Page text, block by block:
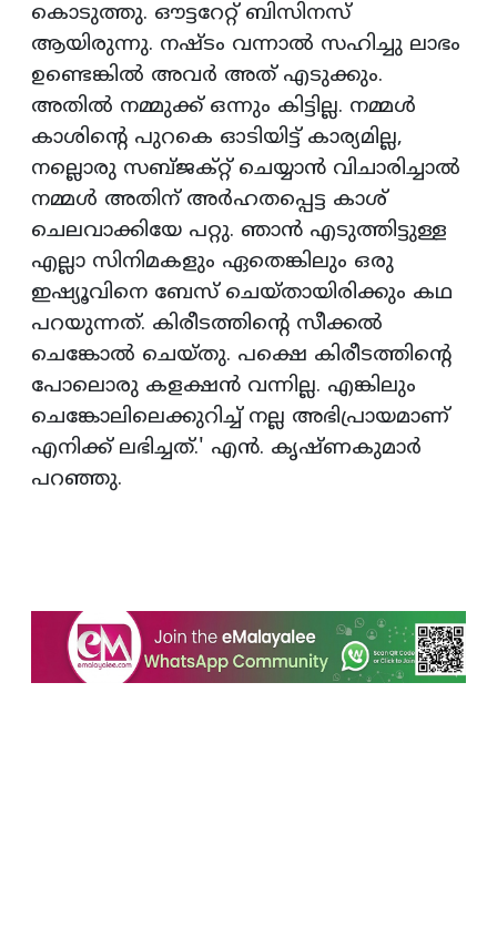
കൊടുത്തു. ഔട്ടറേറ്റ് ബിസിനസ്
ആയിരുന്നു. നഷ്ടം വന്നാല്‍ സഹിച്ചു ലാഭം
ഉണ്ടെങ്കില്‍ അവര്‍ അത് എടുക്കും.
അതില്‍ നമ്മുക്ക് ഒന്നും കിട്ടില്ല. നമ്മള്‍
കാശിന്റെ പുറകെ ഓടിയിട്ട് കാര്യമില്ല,
നല്ലൊരു സബ്ജക്റ്റ് ചെയ്യാന്‍ വിചാരിച്ചാല്‍
നമ്മള്‍ അതിന് അര്‍ഹതപ്പെട്ട കാശ്
ചെലവാക്കിയേ പറ്റു. ഞാന്‍ എടുത്തിട്ടുള്ള
എല്ലാ സിനിമകളും ഏതെങ്കിലും ഒരു
ഇഷ്യൂവിനെ ബേസ് ചെയ്തായിരിക്കും കഥ
പറയുന്നത്. കിരീടത്തിന്റെ സീക്കല്‍
ചെങ്കോല്‍ ചെയ്തു. പക്ഷെ കിരീടത്തിന്റെ
പോലൊരു കളക്ഷന്‍ വന്നില്ല. എങ്കിലും
ചെങ്കോലിലെക്കുറിച്ച് നല്ല അഭിപ്രായമാണ്
എനിക്ക് ലഭിച്ചത്.' എന്‍. കൃഷ്ണകുമാര്‍
പറഞ്ഞു.